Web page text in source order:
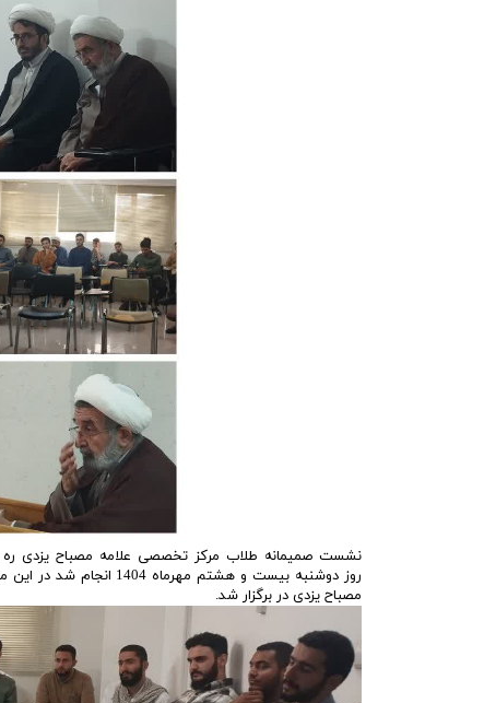
نشست صمیمانه طلاب مرکز تخصصی علامه مصباح یزدی ره
روز دوشنبه بیست و
مصباح یزدی در برگزار شد.